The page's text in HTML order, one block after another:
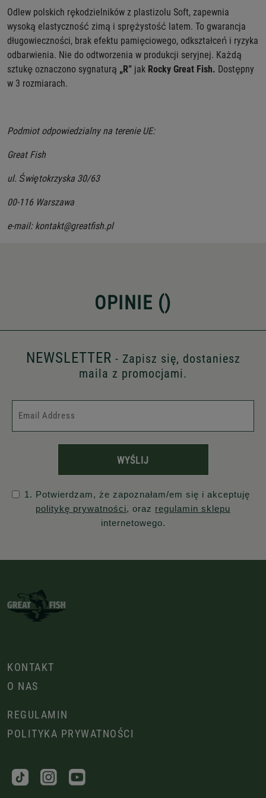
Odlew polskich rękodzielników z plastizolu Soft, zapewnia
wysoką elastyczność zimą i sprężystość latem. To gwarancja
długowieczności, brak efektu pamięciowego, odkształceń i ryzyka
odbarwienia. Nie do odtworzenia w produkcji seryjnej. Każdą
sztukę oznaczono sygnaturą „R” jak Rocky Great Fish. Dostępny
w 3 rozmiarach.
Podmiot odpowiedzialny na terenie UE:
Great Fish
ul. Świętokrzyska 30/63
00-116 Warszawa
e-mail: kontakt@greatfish.pl
OPINIE ()
NEWSLETTER - Zapisz się, dostaniesz
maila z promocjami.
WYŚLIJ
1. Potwierdzam, że zapoznałam/em się i akceptuję
politykę prywatności, oraz regulamin sklepu
internetowego.
KONTAKT
O NAS
REGULAMIN
POLITYKA PRYWATNOŚCI